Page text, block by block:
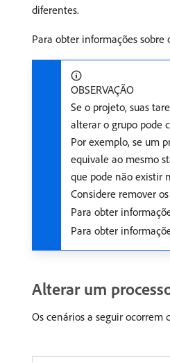
diferentes.
Para obter informações sobre
OBSERVAÇÃO
Se o projeto, suas
alterar o grupo pode
Por exemplo, se um
equivale ao mesmo
que pode não existir
Considere remover
Para obter
Para obter
Alterar um
Os cenários a seguir ocorrem